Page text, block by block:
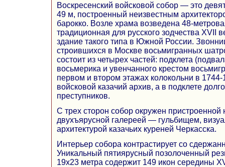
Воскресенский войсковой собор — это
49 м, построенный неизвестным
барокко. Возле храма возведена 48-
традиционная для русского зодчества XVII
здание такого типа в Южной России.
строившихся в Москве восьмигранных
состоит из четырех частей: подклета
восьмерика и увенчанного крестом
первом и втором этажах колокольни в 1744-
войсковой казачий архив, а в подклете
преступников.
С трех сторон собор окружен пристроенной
двухъярусной галереей — гульбищем,
архитектурой казачьих куреней Черкасска.
Интерьер собора контрастирует со
Уникальный пятиярусный позолоченный
19x23 метра содержит 149 икон середины